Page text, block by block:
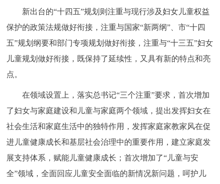
参与调查 在线访谈 图说互动
走进北京
绿色北京 图说北京 视频北京
多语种
ENGLISH 한국어 日本語
DEUTSCH FRANÇAIS РУССКИЙ ЯЗЫК
新出台的“十四五”规划则注重与现行涉及妇女儿童权益
保护的政策法规做好衔接，注重与国家“新两纲”、市“十四
五”规划纲要和部门专项规划做好衔接，注重与“十三五”妇女
儿童规划做好衔接，既保持了延续性，又具有新的特点和亮
点。
在领域设置上，落实总书记“三个注重”要求，首次增加
了妇女与家庭建设和儿童与家庭两个领域，提出发挥妇女在
社会生活和家庭生活中的独特作用，发挥家庭家教家风在促
进儿童健康成长和基层社会治理中的重要作用，建立家庭发
展支持体系，赋能儿童健康成长；首次增加了“儿童与安
全”领域，全面回应儿童安全面临的新情况新问题，呵护儿